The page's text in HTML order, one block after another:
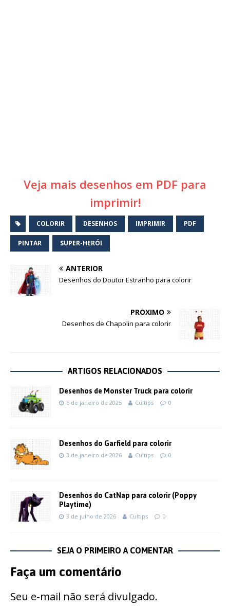
Veja mais desenhos em PDF para
imprimir!
COLORIR DESENHOS IMPRIMIR PDF
PINTAR SUPER-HERÓI
ANTERIOR
Desenhos do Doutor Estranho para colorir
PRÓXIMO
Desenhos de Chapolin para colorir
ARTIGOS RELACIONADOS
Desenhos de Monster Truck para colorir
6 de janeiro de 2025 Cultips 0
Desenhos do Garfield para colorir
3 de janeiro de 2026 Cultips 0
Desenhos do CatNap para colorir (Poppy
Playtime)
3 de julho de 2026 Cultips 0
SEJA O PRIMEIRO A COMENTAR
Faça um comentário
Seu e-mail não será divulgado.